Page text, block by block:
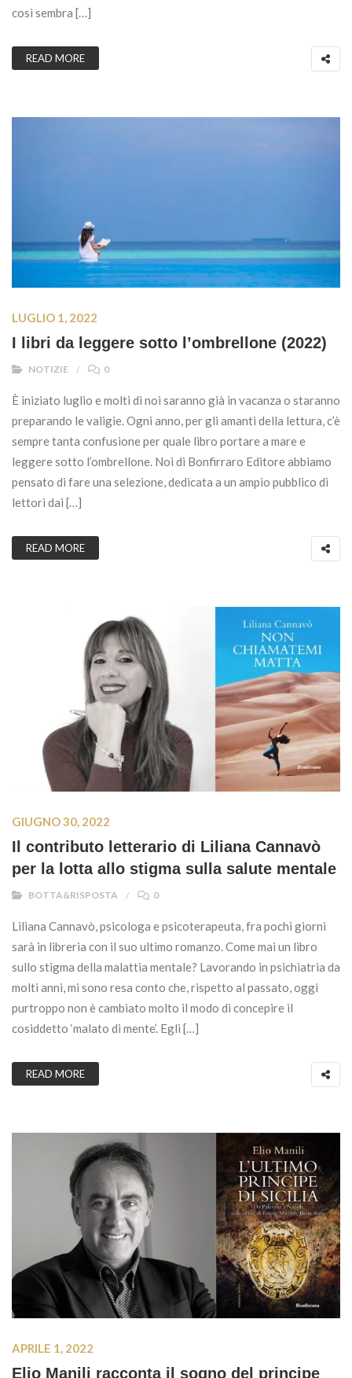
così sembra […]
READ MORE
LUGLIO 1, 2022
I libri da leggere sotto l’ombrellone (2022)
NOTIZIE 0
È iniziato luglio e molti di noi saranno già in vacanza o staranno
preparando le valigie. Ogni anno, per gli amanti della lettura, c’è
sempre tanta confusione per quale libro portare a mare e
leggere sotto l’ombrellone. Noi di Bonfirraro Editore abbiamo
pensato di fare una selezione, dedicata a un ampio pubblico di
lettori dai […]
READ MORE
GIUGNO 30, 2022
Il contributo letterario di Liliana Cannavò
per la lotta allo stigma sulla salute mentale
BOTTA&RISPOSTA 0
Liliana Cannavò, psicologa e psicoterapeuta, fra pochi giorni
sarà in libreria con il suo ultimo romanzo. Come mai un libro
sullo stigma della malattia mentale? Lavorando in psichiatria da
molti anni, mi sono resa conto che, rispetto al passato, oggi
purtroppo non è cambiato molto il modo di concepire il
cosiddetto ‘malato di mente’. Egli […]
READ MORE
APRILE 1, 2022
Elio Manili racconta il sogno del principe